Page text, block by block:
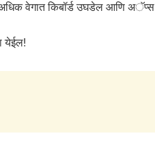
वेगात किबॉर्ड उघडेल आणि अॅप्स
येईल!